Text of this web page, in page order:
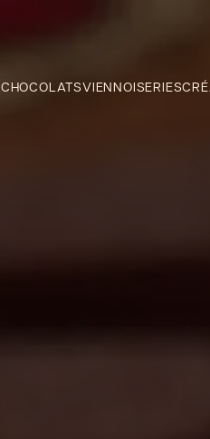
CHOCOLATSVIENNOISERIES